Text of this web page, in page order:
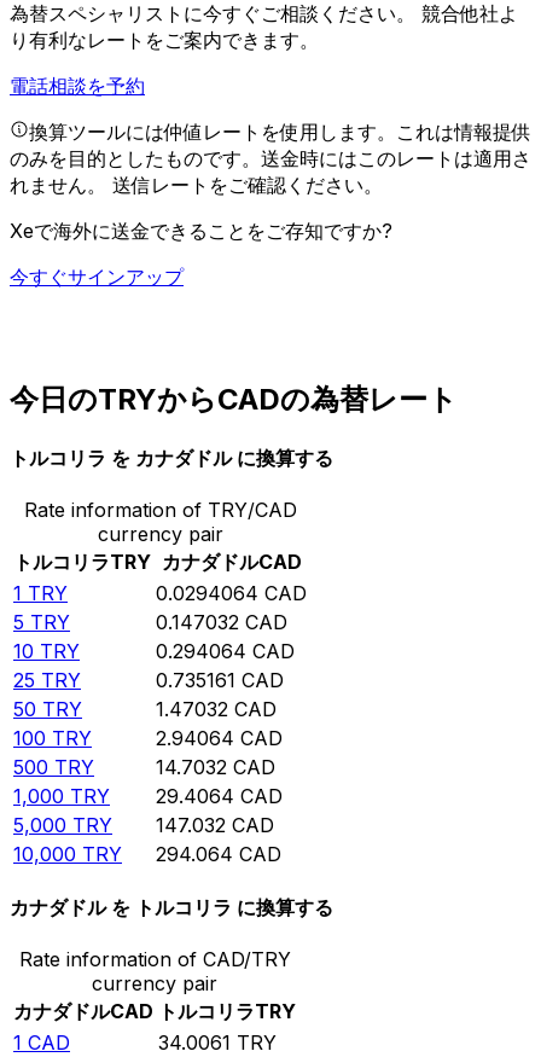
為替スペシャリストに今すぐご相談ください。 競合他社よ
り有利なレートをご案内できます。
電話相談を予約
換算ツールには仲値レートを使用します。これは情報提供
のみを目的としたものです。送金時にはこのレートは適用さ
れません。 送信レートをご確認ください。
Xeで海外に送金できることをご存知ですか?
今すぐサインアップ
今日のTRYからCADの為替レート
トルコリラ を カナダドル に換算する
Rate information of TRY/CAD
currency pair
トルコリラTRY カナダドルCAD
1 TRY 0.0294064 CAD
5 TRY 0.147032 CAD
10 TRY 0.294064 CAD
25 TRY 0.735161 CAD
50 TRY 1.47032 CAD
100 TRY 2.94064 CAD
500 TRY 14.7032 CAD
1,000 TRY 29.4064 CAD
5,000 TRY 147.032 CAD
10,000 TRY 294.064 CAD
カナダドル を トルコリラ に換算する
Rate information of CAD/TRY
currency pair
カナダドルCAD トルコリラTRY
1 CAD 34.0061 TRY